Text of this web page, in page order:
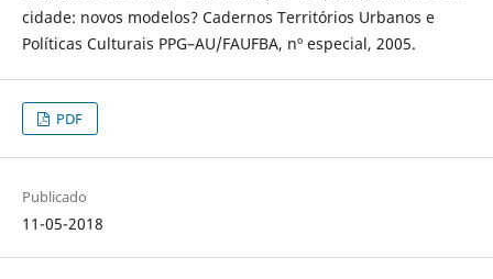
cidade: novos modelos? Cadernos Territórios Urbanos e
Políticas Culturais PPG–AU/FAUFBA, nº especial, 2005.
PDF
Publicado
11-05-2018